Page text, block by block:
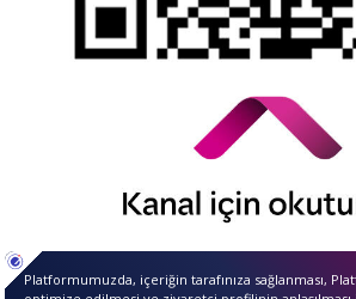
QNBiştirakidir.